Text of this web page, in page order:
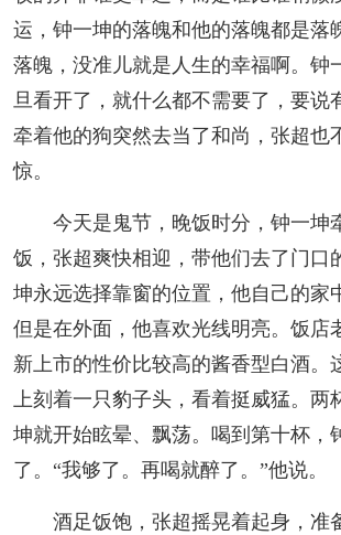
运，钟一坤的落魄和他的落魄都是落
落魄，没准儿就是人生的幸福啊。钟
旦看开了，就什么都不需要了，要说
牵着他的狗突然去当了和尚，张超也
惊。
今天是鬼节，晚饭时分，钟一坤
饭，张超爽快相迎，带他们去了门口
坤永远选择靠窗的位置，他自己的家
但是在外面，他喜欢光线明亮。饭店
新上市的性价比较高的酱香型白酒。
上刻着一只豹子头，看着挺威猛。两
坤就开始眩晕、飘荡。喝到第十杯，
了。“我够了。再喝就醉了。”他说。
酒足饭饱，张超摇晃着起身，准